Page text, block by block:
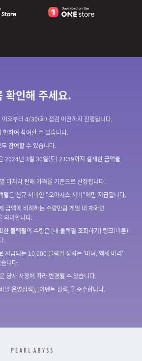
확인해 주세요.
후부터 4/30(화) 점검 이전까지 진행됩니다.
하여 참여할 수 있습니다.
참여할 수 있습니다.
2024년 3월 30일(토) 23:59까지 결제한 금액을
마지막 판매 가격을 기준으로 산정됩니다.
펄은 신규 서버인 "오아시스 서버"에만 지급됩니다.
금액에 비례하는 수량만큼 게임 내 재화인
의미합니다.
한 블랙펄의 수량은 [내 블랙펄 조회하기] 링크(버튼)
.
지급되는 10,000 블랙펄 상자는 '마녀, 헥세 마리'
니다.
당사 사정에 따라 변경될 수 있습니다.
일 운영정책], [이벤트 정책]을 준수합니다.